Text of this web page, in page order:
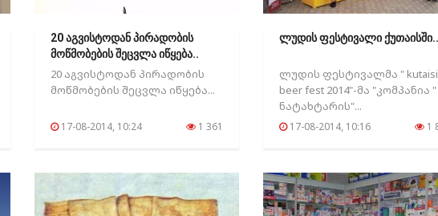
20 აგვისტოდან პირადობის
მოწმობების შეცვლა იწყება..
20 აგვისტოდან პირადობის
მოწმობების შეცვლა იწყება...
17-08-2014, 10:24 1 361
ლუდის ფესტივალი ქუთაისში..
ლუდის ფესტივალმა " kutaisi
beer fest 2014"-მა "კომპანია "
ნატახტარის"...
17-08-2014, 10:16 1